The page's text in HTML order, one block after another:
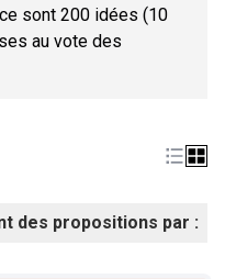
sont 200 idées (10
au vote des
des propositions par :